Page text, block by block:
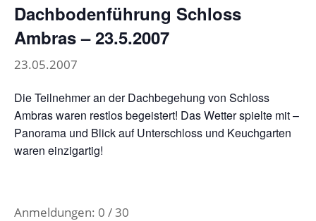
Dachbodenführung Schloss
Ambras – 23.5.2007
23.05.2007
Die Teilnehmer an der Dachbegehung von Schloss
Ambras waren restlos begeistert! Das Wetter spielte mit –
Panorama und Blick auf Unterschloss und Keuchgarten
waren einzigartig!
Anmeldungen: 0 / 30